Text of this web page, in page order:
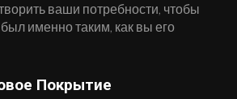
ваши потребности, чтобы
именно таким, как вы его
Покрытие